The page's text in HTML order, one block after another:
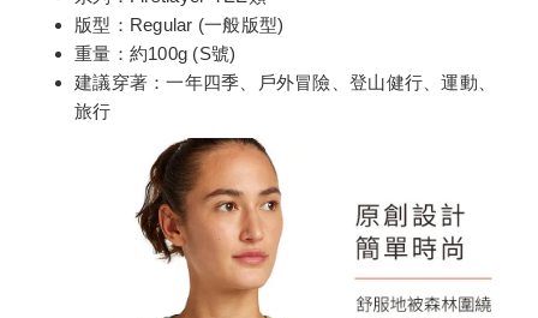
版型：Regular (一般版型)
重量：約100g (S號)
建議穿著：一年四季、戶外冒險、登山健行、運動、
旅行